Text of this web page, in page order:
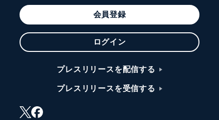
会員登録
ログイン
プレスリリースを配信する
プレスリリースを受信する